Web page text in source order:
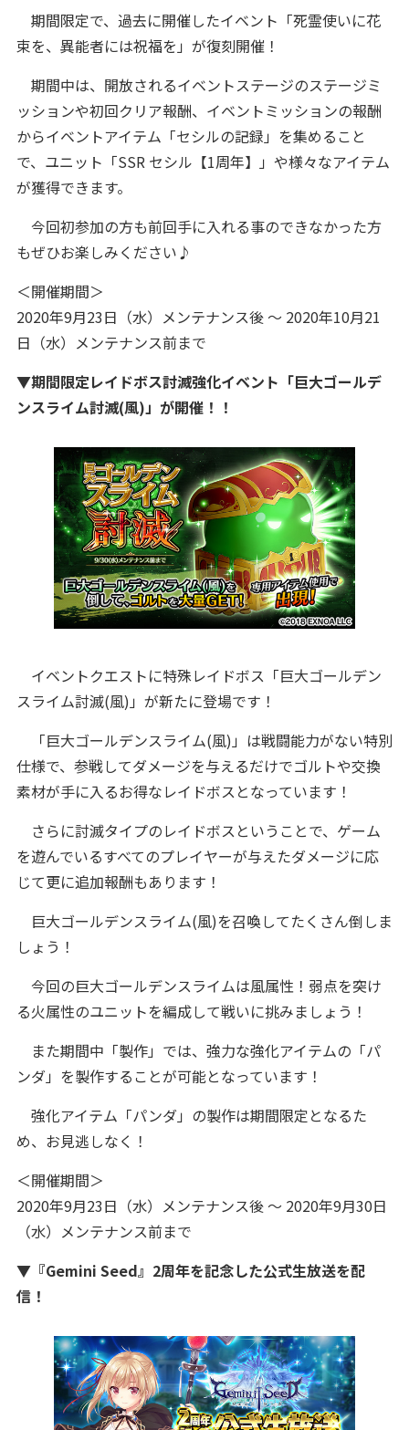
期間限定で、過去に開催したイベント「死霊使いに花
束を、異能者には祝福を」が復刻開催！
期間中は、開放されるイベントステージのステージミ
ッションや初回クリア報酬、イベントミッションの報酬
からイベントアイテム「セシルの記録」を集めること
で、ユニット「SSR セシル【1周年】」や様々なアイテム
が獲得できます。
今回初参加の方も前回手に入れる事のできなかった方
もぜひお楽しみください♪
＜開催期間＞
2020年9月23日（水）メンテナンス後 ～ 2020年10月21
日（水）メンテナンス前まで
▼期間限定レイドボス討滅強化イベント「巨大ゴールデ
ンスライム討滅(風)」が開催！！
イベントクエストに特殊レイドボス「巨大ゴールデン
スライム討滅(風)」が新たに登場です！
「巨大ゴールデンスライム(風)」は戦闘能力がない特別
仕様で、参戦してダメージを与えるだけでゴルトや交換
素材が手に入るお得なレイドボスとなっています！
さらに討滅タイプのレイドボスということで、ゲーム
を遊んでいるすべてのプレイヤーが与えたダメージに応
じて更に追加報酬もあります！
巨大ゴールデンスライム(風)を召喚してたくさん倒しま
しょう！
今回の巨大ゴールデンスライムは風属性！弱点を突け
る火属性のユニットを編成して戦いに挑みましょう！
また期間中「製作」では、強力な強化アイテムの「パ
ンダ」を製作することが可能となっています！
強化アイテム「パンダ」の製作は期間限定となるた
め、お見逃しなく！
＜開催期間＞
2020年9月23日（水）メンテナンス後 ～ 2020年9月30日
（水）メンテナンス前まで
▼『Gemini Seed』2周年を記念した公式生放送を配
信！